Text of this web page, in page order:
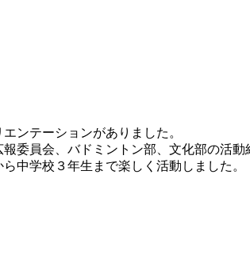
ンテーションがありました。
委員会、バドミントン部、文化部の活
中学校３年生まで楽しく活動しました。